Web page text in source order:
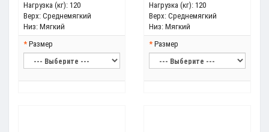
Нагрузка (кг): 120
Верх: Среднемягкий
Низ: Мягкий
Размер
Нагрузка (кг): 120
Верх: Среднемягкий
Низ: Мягкий
Размер